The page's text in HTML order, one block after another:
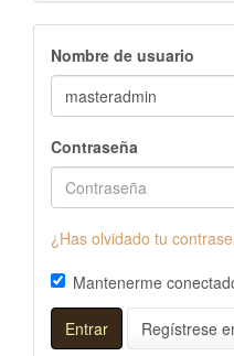
Nombre de usuario
Contraseña
¿Has olvidado tu
Mantenerme
Entrar Regístrese